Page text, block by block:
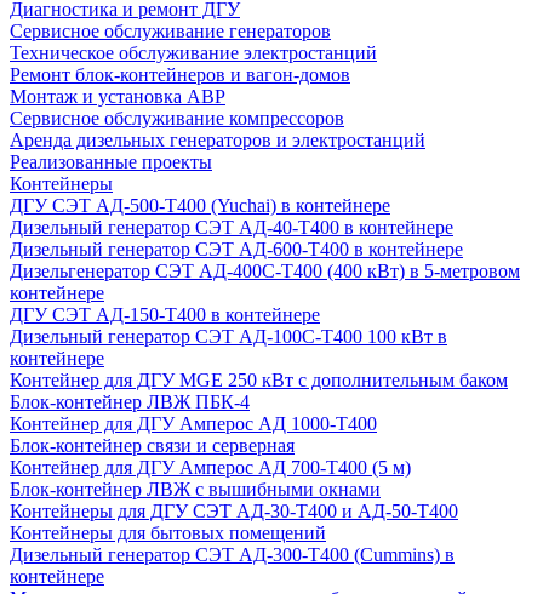
Диагностика и ремонт ДГУ
Сервисное обслуживание генераторов
Техническое обслуживание электростанций
Ремонт блок-контейнеров и вагон-домов
Монтаж и установка АВР
Сервисное обслуживание компрессоров
Аренда дизельных генераторов и электростанций
Реализованные проекты
Контейнеры
ДГУ СЭТ АД-500-Т400 (Yuchai) в контейнере
Дизельный генератор СЭТ АД-40-Т400 в контейнере
Дизельный генератор СЭТ АД-600-Т400 в контейнере
Дизельгенератор СЭТ АД-400С-Т400 (400 кВт) в 5-метровом
контейнере
ДГУ СЭТ АД-150-Т400 в контейнере
Дизельный генератор СЭТ АД-100С-Т400 100 кВт в
контейнере
Контейнер для ДГУ MGE 250 кВт с дополнительным баком
Блок-контейнер ЛВЖ ПБК-4
Контейнер для ДГУ Амперос АД 1000-Т400
Блок-контейнер связи и серверная
Контейнер для ДГУ Амперос АД 700-Т400 (5 м)
Блок-контейнер ЛВЖ с вышибными окнами
Контейнеры для ДГУ СЭТ АД-30-Т400 и АД-50-Т400
Контейнеры для бытовых помещений
Дизельный генератор СЭТ АД-300-Т400 (Cummins) в
контейнере